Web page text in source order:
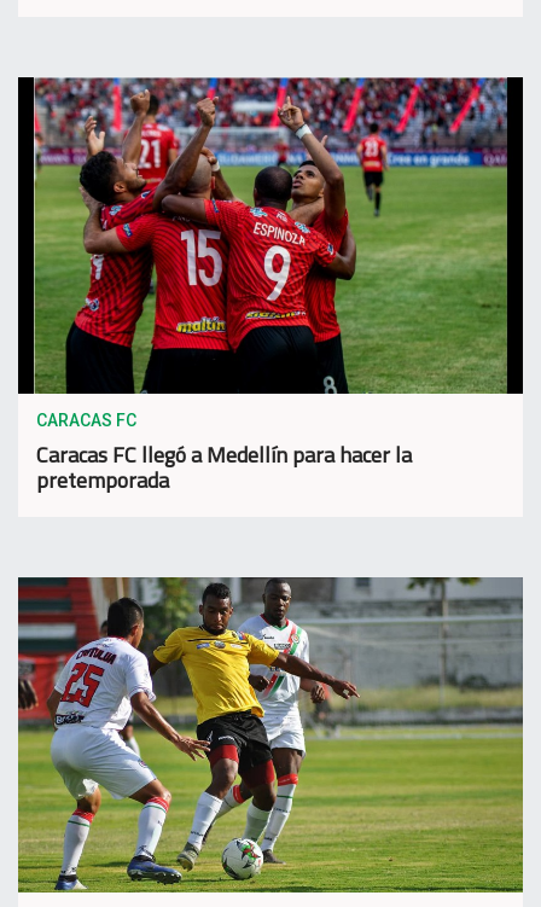
CARACAS FC
Caracas FC llegó a Medellín para hacer la
pretemporada